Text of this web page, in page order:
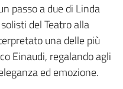
passo a due di Linda
del Teatro alla
una delle più
Einaudi, regalando agli
ed emozione.